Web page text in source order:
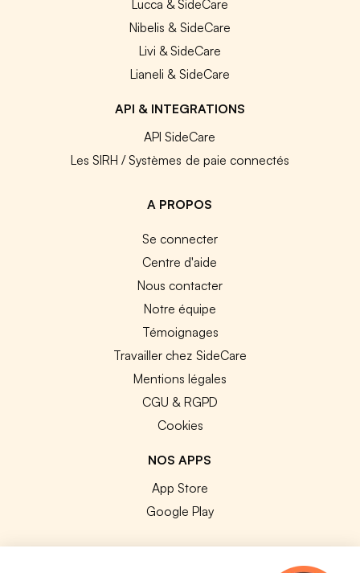
Lucca & SideCare
Nibelis & SideCare
Livi & SideCare
Lianeli & SideCare
API & INTEGRATIONS
API SideCare
Les SIRH / Systèmes de paie connectés
A PROPOS
Se connecter
Centre d'aide
Nous contacter
Notre équipe
Témoignages
Travailler chez SideCare
Mentions légales
CGU & RGPD
Cookies
NOS APPS
App Store
Google Play